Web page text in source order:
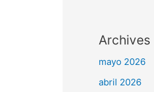
Archives
mayo 2026
abril 2026